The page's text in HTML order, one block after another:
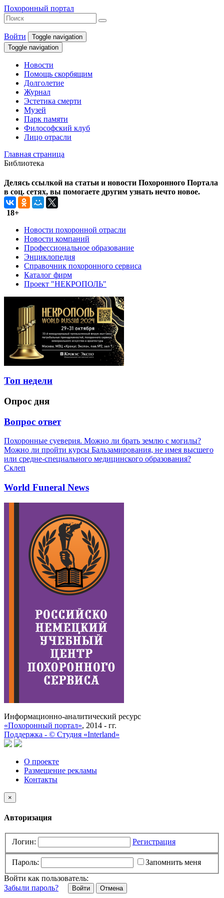
Похоронный портал
Войти
Toggle navigation
Toggle navigation
Новости
Помощь скорбящим
Долголетие
Журнал
Эстетика смерти
Музей
Парк памяти
Философский клуб
Лицо отрасли
Главная страница
Библиотека
Делясь ссылкой на статьи и новости Похоронного Портала
в соц. сетях, вы помогаете другим узнать нечто новое.
18+
Новости похоронной отрасли
Новости компаний
Профессиональное образование
Энциклопедия
Справочник похоронного сервиса
Каталог фирм
Проект "НЕКРОПОЛЬ"
Топ недели
Опрос дня
Вопрос ответ
Похоронные суеверия. Можно ли брать землю с могилы?
Можно ли пройти курсы Бальзамирования, не имея высшего
или средне-специального медицинского образования?
Склеп
World Funeral News
Информационно-аналитический ресурс
«Похоронный портал», 2014 - гг.
Поддержка - © Cтудия «Interland»
О проекте
Размещение рекламы
Контакты
×
Авторизация
Логин: Регистрация
Пароль:
Запомнить меня
Войти как пользователь:
Забыли пароль?
Отмена